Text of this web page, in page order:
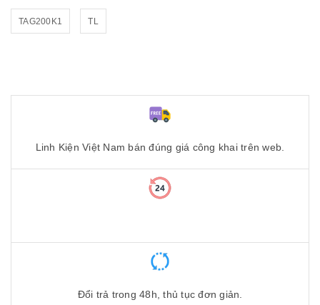
TAG200K1 TL
Linh Kiện Việt Nam bán đúng giá công khai trên web.
Đổi trả trong 48h, thủ tục đơn giản.